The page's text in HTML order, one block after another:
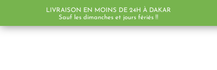
LIVRAISON EN MOINS DE 24H À DAKAR
Sauf les dimanches et jours fériés !!